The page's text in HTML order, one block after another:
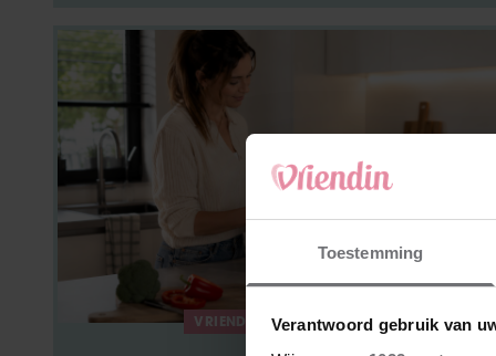
Toestemming
Verantwoord gebruik van
VRIENDIN'S FAVORIETEN